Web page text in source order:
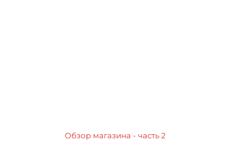
Обзор магазина - часть 2